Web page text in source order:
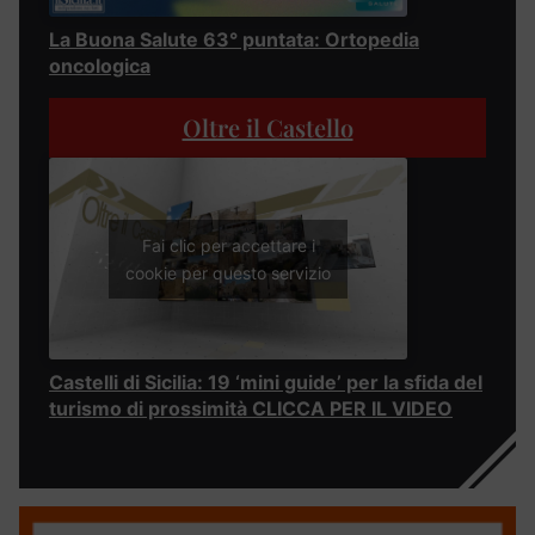
La Buona Salute 63° puntata: Ortopedia
oncologica
Oltre il Castello
Fai clic per accettare i
cookie per questo servizio
Castelli di Sicilia: 19 ‘mini guide’ per la sfida del
turismo di prossimità CLICCA PER IL VIDEO